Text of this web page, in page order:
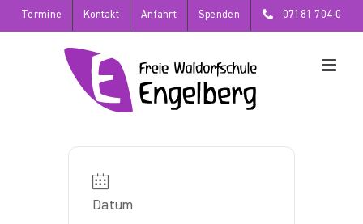
Zum
Inhalt
Termine Kontakt Anfahrt Spenden 07181 704-0
Datum